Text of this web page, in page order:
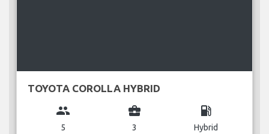
TOYOTA COROLLA HYBRID
group
5
business_center
3
local_gas_station
Hybrid